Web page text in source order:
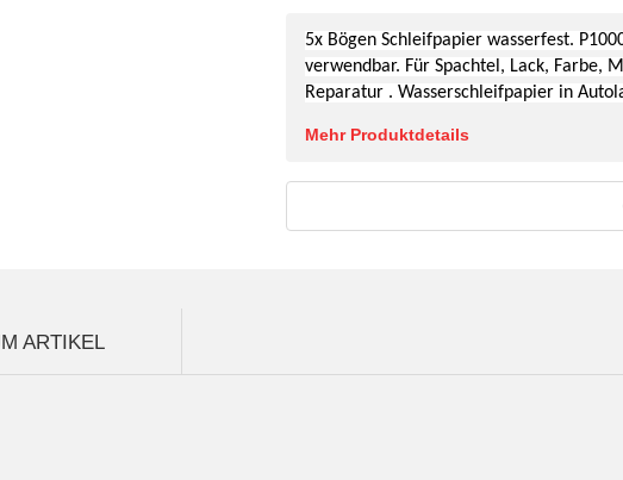
5x Bögen Schleifpapier wasserfest.
verwendbar. Für Spachtel, Lack, Farbe,
Reparatur . Wasserschleifpapier in
Mehr Produktdetails
ARTIKEL